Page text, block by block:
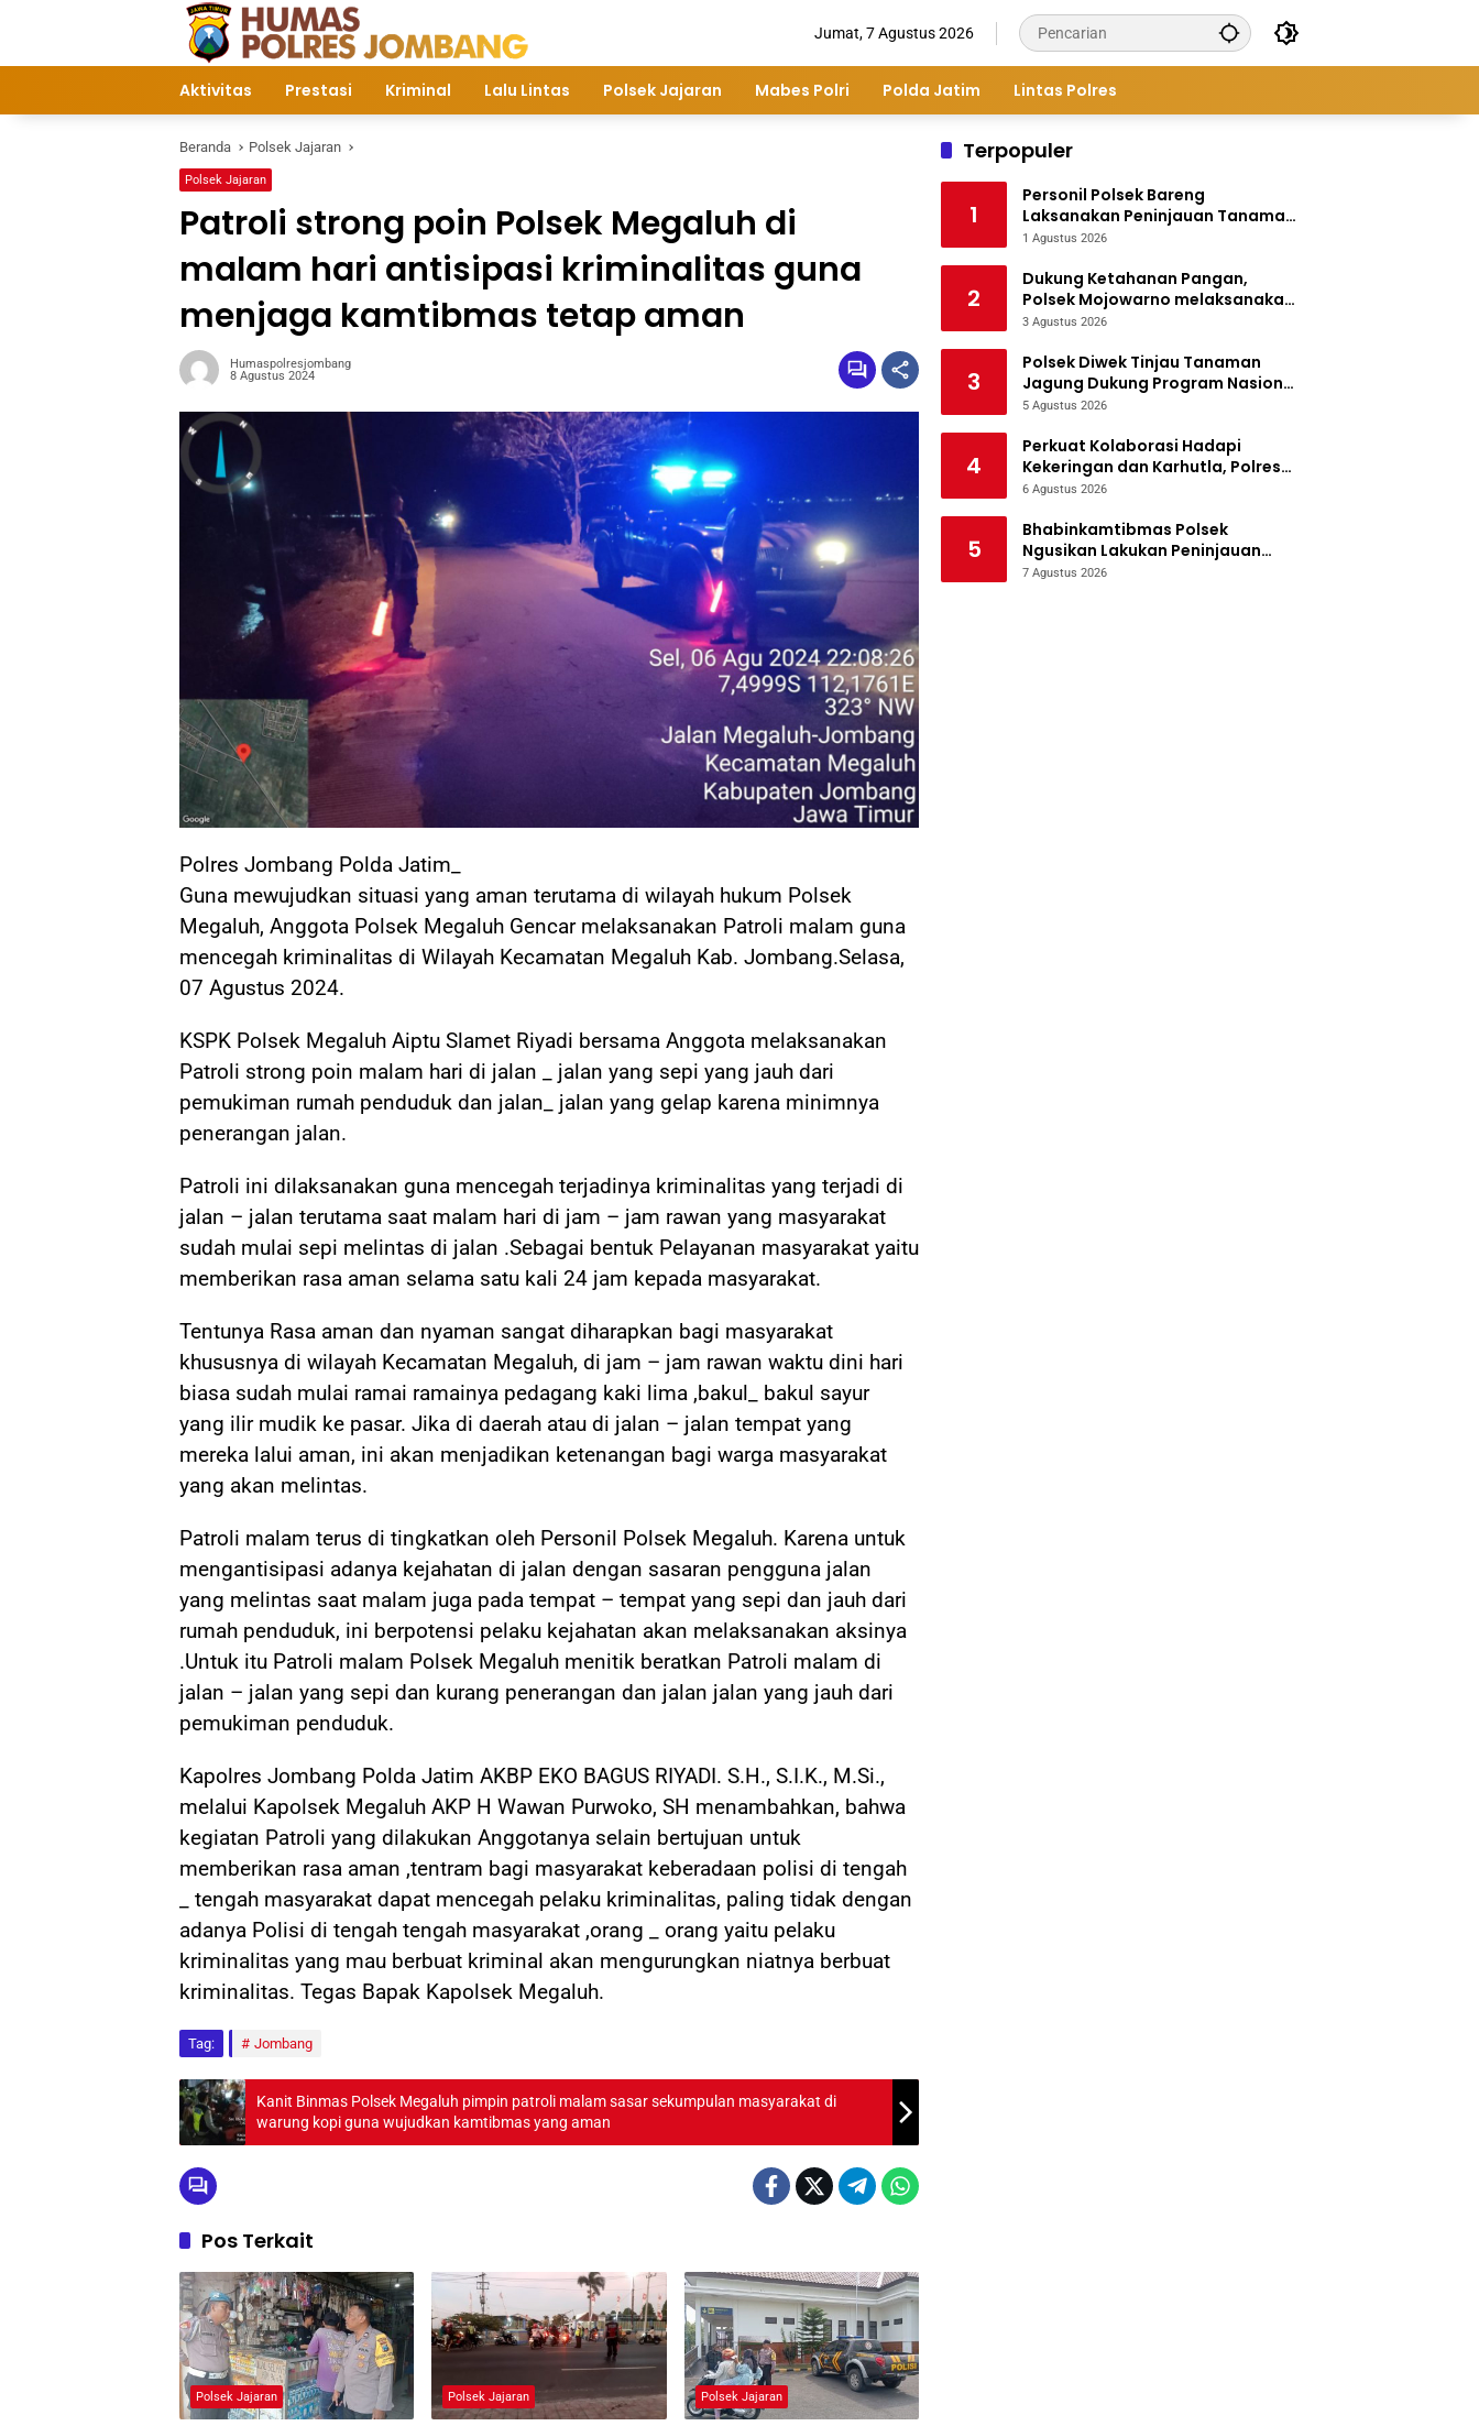
Jumat, 7 Agustus 2026
Aktivitas Prestasi Kriminal Lalu Lintas Polsek Jajaran Mabes Polri Polda Jatim Lintas Polres
Beranda Polsek Jajaran
Polsek Jajaran
Patroli strong poin Polsek Megaluh di
malam hari antisipasi kriminalitas guna
menjaga kamtibmas tetap aman
Humaspolresjombang
8 Agustus 2024
Polres Jombang Polda Jatim_
Guna mewujudkan situasi yang aman terutama di wilayah hukum Polsek
Megaluh, Anggota Polsek Megaluh Gencar melaksanakan Patroli malam guna
mencegah kriminalitas di Wilayah Kecamatan Megaluh Kab. Jombang.Selasa,
07 Agustus 2024.
KSPK Polsek Megaluh Aiptu Slamet Riyadi bersama Anggota melaksanakan
Patroli strong poin malam hari di jalan _ jalan yang sepi yang jauh dari
pemukiman rumah penduduk dan jalan_ jalan yang gelap karena minimnya
penerangan jalan.
Patroli ini dilaksanakan guna mencegah terjadinya kriminalitas yang terjadi di
jalan – jalan terutama saat malam hari di jam – jam rawan yang masyarakat
sudah mulai sepi melintas di jalan .Sebagai bentuk Pelayanan masyarakat yaitu
memberikan rasa aman selama satu kali 24 jam kepada masyarakat.
Tentunya Rasa aman dan nyaman sangat diharapkan bagi masyarakat
khususnya di wilayah Kecamatan Megaluh, di jam – jam rawan waktu dini hari
biasa sudah mulai ramai ramainya pedagang kaki lima ,bakul_ bakul sayur
yang ilir mudik ke pasar. Jika di daerah atau di jalan – jalan tempat yang
mereka lalui aman, ini akan menjadikan ketenangan bagi warga masyarakat
yang akan melintas.
Patroli malam terus di tingkatkan oleh Personil Polsek Megaluh. Karena untuk
mengantisipasi adanya kejahatan di jalan dengan sasaran pengguna jalan
yang melintas saat malam juga pada tempat – tempat yang sepi dan jauh dari
rumah penduduk, ini berpotensi pelaku kejahatan akan melaksanakan aksinya
.Untuk itu Patroli malam Polsek Megaluh menitik beratkan Patroli malam di
jalan – jalan yang sepi dan kurang penerangan dan jalan jalan yang jauh dari
pemukiman penduduk.
Kapolres Jombang Polda Jatim AKBP EKO BAGUS RIYADI. S.H., S.I.K., M.Si.,
melalui Kapolsek Megaluh AKP H Wawan Purwoko, SH menambahkan, bahwa
kegiatan Patroli yang dilakukan Anggotanya selain bertujuan untuk
memberikan rasa aman ,tentram bagi masyarakat keberadaan polisi di tengah
_ tengah masyarakat dapat mencegah pelaku kriminalitas, paling tidak dengan
adanya Polisi di tengah tengah masyarakat ,orang _ orang yaitu pelaku
kriminalitas yang mau berbuat kriminal akan mengurungkan niatnya berbuat
kriminalitas. Tegas Bapak Kapolsek Megaluh.
Tag: Jombang
Kanit Binmas Polsek Megaluh pimpin patroli malam sasar sekumpulan masyarakat di
warung kopi guna wujudkan kamtibmas yang aman
Pos Terkait
Polsek Jajaran Polsek Jajaran Polsek Jajaran
Terpopuler
1
Personil Polsek Bareng
Laksanakan Peninjauan Tanaman
Jagung Dukung Program
1 Agustus 2026
2
Dukung Ketahanan Pangan,
Polsek Mojowarno melaksanakan
Pengecekan Tanaman Jagung
3 Agustus 2026
3
Polsek Diwek Tinjau Tanaman
Jagung Dukung Program Nasional
Asta Cita
5 Agustus 2026
4
Perkuat Kolaborasi Hadapi
Kekeringan dan Karhutla, Polres
Jombang Gelar Apel Siaga
6 Agustus 2026
5
Bhabinkamtibmas Polsek
Ngusikan Lakukan Peninjauan
Tanaman Jagung Dalam Rangka
7 Agustus 2026